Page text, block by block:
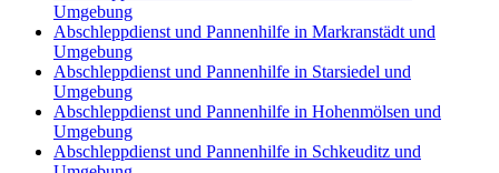
Umgebung
Abschleppdienst und Pannenhilfe in Markranstädt und
Umgebung
Abschleppdienst und Pannenhilfe in Starsiedel und
Umgebung
Abschleppdienst und Pannenhilfe in Hohenmölsen und
Umgebung
Abschleppdienst und Pannenhilfe in Schkeuditz und